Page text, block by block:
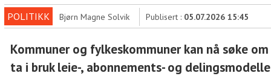
POLITIKK Bjørn Magne Solvik Publisert : 05.07.2026 15:45
Kommuner og fylkeskommuner kan nå søke
ta i bruk leie-, abonnements- og